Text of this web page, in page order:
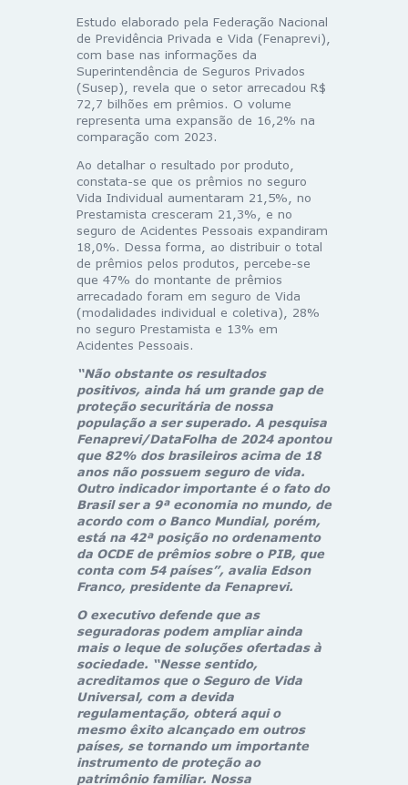
Estudo elaborado pela Federação Nacional
de Previdência Privada e Vida (Fenaprevi),
com base nas informações da
Superintendência de Seguros Privados
(Susep), revela que o setor arrecadou R$
72,7 bilhões em prêmios. O volume
representa uma expansão de 16,2% na
comparação com 2023.
Ao detalhar o resultado por produto,
constata-se que os prêmios no seguro
Vida Individual aumentaram 21,5%, no
Prestamista cresceram 21,3%, e no
seguro de Acidentes Pessoais expandiram
18,0%. Dessa forma, ao distribuir o total
de prêmios pelos produtos, percebe-se
que 47% do montante de prêmios
arrecadado foram em seguro de Vida
(modalidades individual e coletiva), 28%
no seguro Prestamista e 13% em
Acidentes Pessoais.
“Não obstante os resultados
positivos, ainda há um grande gap de
proteção securitária de nossa
população a ser superado. A pesquisa
Fenaprevi/DataFolha de 2024 apontou
que 82% dos brasileiros acima de 18
anos não possuem seguro de vida.
Outro indicador importante é o fato do
Brasil ser a 9ª economia no mundo, de
acordo com o Banco Mundial, porém,
está na 42ª posição no ordenamento
da OCDE de prêmios sobre o PIB, que
conta com 54 países”, avalia Edson
Franco, presidente da Fenaprevi.
O executivo defende que as
seguradoras podem ampliar ainda
mais o leque de soluções ofertadas à
sociedade. “Nesse sentido,
acreditamos que o Seguro de Vida
Universal, com a devida
regulamentação, obterá aqui o
mesmo êxito alcançado em outros
países, se tornando um importante
instrumento de proteção ao
patrimônio familiar. Nossa